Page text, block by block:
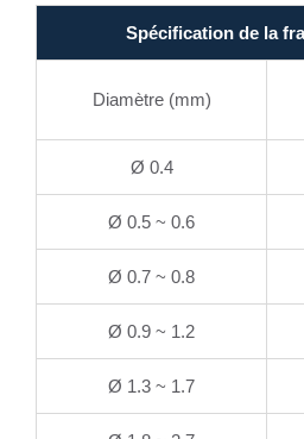
Spécification de la
Diamètre (mm)
Ø 0.4
Ø 0.5 ~ 0.6
Ø 0.7 ~ 0.8
Ø 0.9 ~ 1.2
Ø 1.3 ~ 1.7